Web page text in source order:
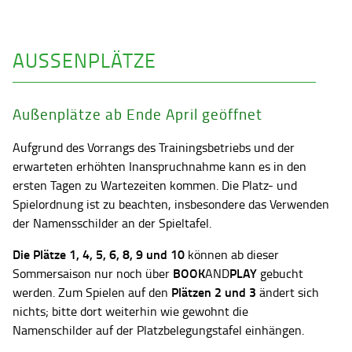
AUSSENPLÄTZE
Außenplätze ab Ende April geöffnet
Aufgrund des Vorrangs des Trainingsbetriebs und der
erwarteten erhöhten Inanspruchnahme kann es in den
ersten Tagen zu Wartezeiten kommen. Die Platz- und
Spielordnung ist zu beachten, insbesondere das Verwenden
der Namensschilder an der Spieltafel.
Die Plätze 1, 4, 5, 6, 8, 9 und 10 können ab dieser
Sommersaison nur noch über BOOKANDPLAY gebucht
werden. Zum Spielen auf den Plätzen 2 und 3 ändert sich
nichts; bitte dort weiterhin wie gewohnt die
Namenschilder auf der Platzbelegungstafel einhängen.